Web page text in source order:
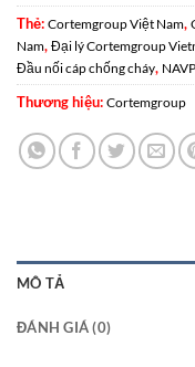
Thẻ: Cortemgroup Việt Nam,
Nam, Đại lý Cortemgroup
Đầu nối cáp chống cháy,
Thương hiệu: Cortemgroup
MÔ TẢ
ĐÁNH GIÁ (0)